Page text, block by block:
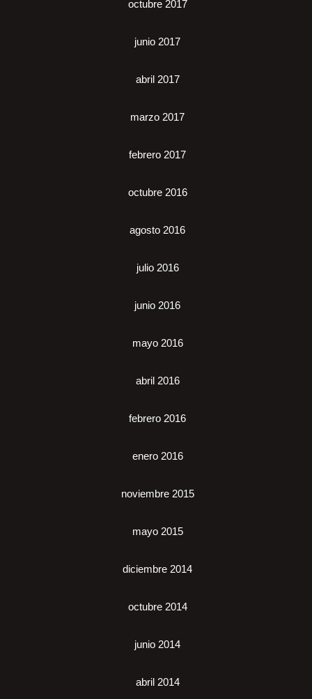
octubre 2017
junio 2017
abril 2017
marzo 2017
febrero 2017
octubre 2016
agosto 2016
julio 2016
junio 2016
mayo 2016
abril 2016
febrero 2016
enero 2016
noviembre 2015
mayo 2015
diciembre 2014
octubre 2014
junio 2014
abril 2014